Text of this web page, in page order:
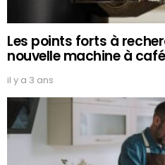
Les points forts à
nouvelle machine à café
il y a 3 ans